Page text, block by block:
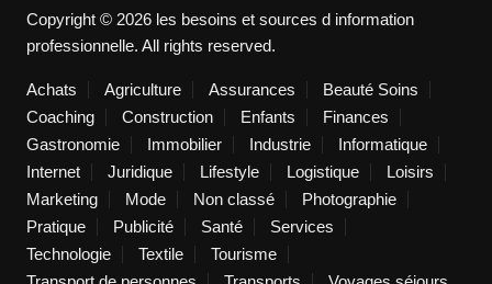
Copyright © 2026 les besoins et sources d information
professionnelle. All rights reserved.
Achats Agriculture Assurances
Beauté Soins
Coaching
Construction Enfants
Finances
Gastronomie
Immobilier Industrie
Informatique
Internet
Juridique Lifestyle Logistique
Loisirs
Marketing
Mode Non classé
Photographie
Pratique
Publicité Santé
Services
Technologie
Textile
Tourisme